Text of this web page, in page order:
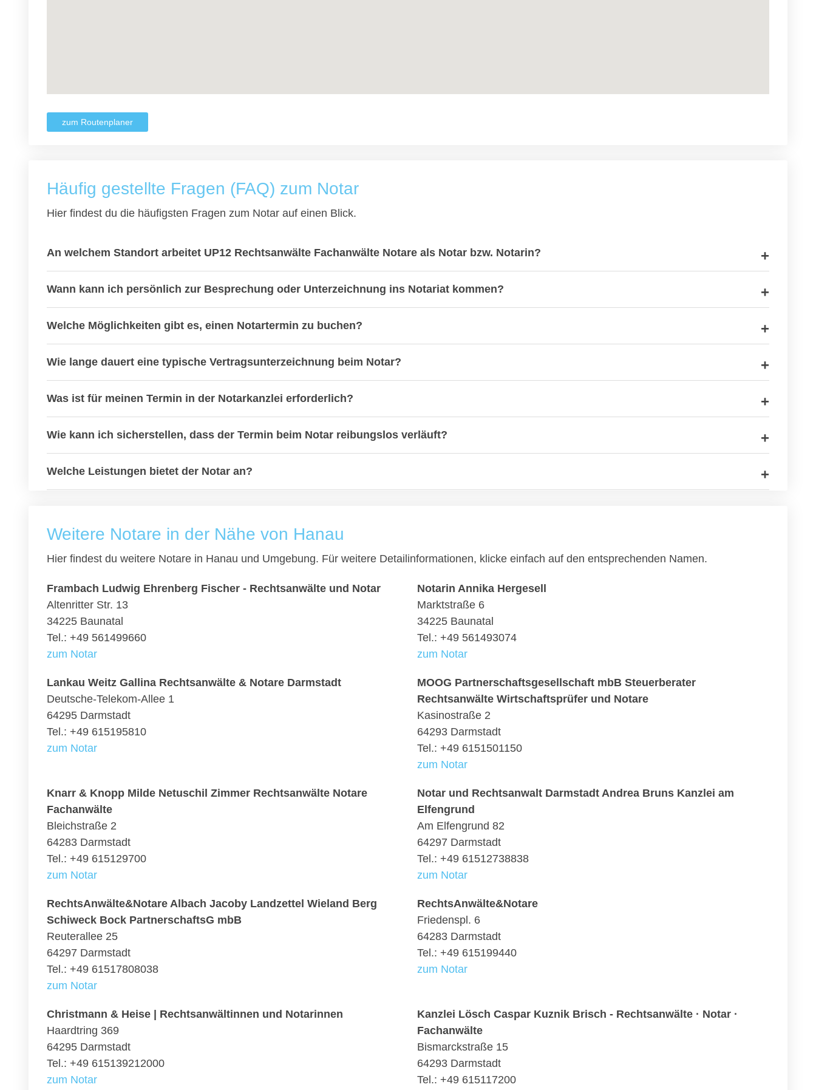
zum Routenplaner
Häufig gestellte Fragen (FAQ) zum Notar
Hier findest du die häufigsten Fragen zum Notar auf einen Blick.
An welchem Standort arbeitet UP12 Rechtsanwälte Fachanwälte Notare als Notar bzw. Notarin?
Wann kann ich persönlich zur Besprechung oder Unterzeichnung ins Notariat kommen?
Welche Möglichkeiten gibt es, einen Notartermin zu buchen?
Wie lange dauert eine typische Vertragsunterzeichnung beim Notar?
Was ist für meinen Termin in der Notarkanzlei erforderlich?
Wie kann ich sicherstellen, dass der Termin beim Notar reibungslos verläuft?
Welche Leistungen bietet der Notar an?
Weitere Notare in der Nähe von Hanau
Hier findest du weitere Notare in Hanau und Umgebung. Für weitere Detailinformationen, klicke einfach auf den entsprechenden Namen.
Frambach Ludwig Ehrenberg Fischer - Rechtsanwälte und Notar
Altenritter Str. 13
34225 Baunatal
Tel.: +49 561499660
zum Notar
Notarin Annika Hergesell
Marktstraße 6
34225 Baunatal
Tel.: +49 561493074
zum Notar
Lankau Weitz Gallina Rechtsanwälte & Notare Darmstadt
Deutsche-Telekom-Allee 1
64295 Darmstadt
Tel.: +49 615195810
zum Notar
MOOG Partnerschaftsgesellschaft mbB Steuerberater
Rechtsanwälte Wirtschaftsprüfer und Notare
Kasinostraße 2
64293 Darmstadt
Tel.: +49 6151501150
zum Notar
Knarr & Knopp Milde Netuschil Zimmer Rechtsanwälte Notare
Fachanwälte
Bleichstraße 2
64283 Darmstadt
Tel.: +49 615129700
zum Notar
Notar und Rechtsanwalt Darmstadt Andrea Bruns Kanzlei am
Elfengrund
Am Elfengrund 82
64297 Darmstadt
Tel.: +49 61512738838
zum Notar
RechtsAnwälte&Notare Albach Jacoby Landzettel Wieland Berg
Schiweck Bock PartnerschaftsG mbB
Reuterallee 25
64297 Darmstadt
Tel.: +49 61517808038
zum Notar
RechtsAnwälte&Notare
Friedenspl. 6
64283 Darmstadt
Tel.: +49 615199440
zum Notar
Christmann & Heise | Rechtsanwältinnen und Notarinnen
Haardtring 369
64295 Darmstadt
Tel.: +49 615139212000
zum Notar
Kanzlei Lösch Caspar Kuznik Brisch - Rechtsanwälte · Notar ·
Fachanwälte
Bismarckstraße 15
64293 Darmstadt
Tel.: +49 615117200